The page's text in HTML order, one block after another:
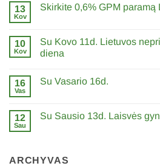
Su
13
Kov
Skirkite 0,6% GPM paramą
Skirkite
0,6%
GPM
10
Kov
Su Kovo 11d. Lietuvos
diena
įraše
Lietuvos
nepriklausombės
16
Vas
Su Vasario 16d.
Su
12
Sau
Su Sausio 13d. Laisvės
Sausio
ARCHYVAS